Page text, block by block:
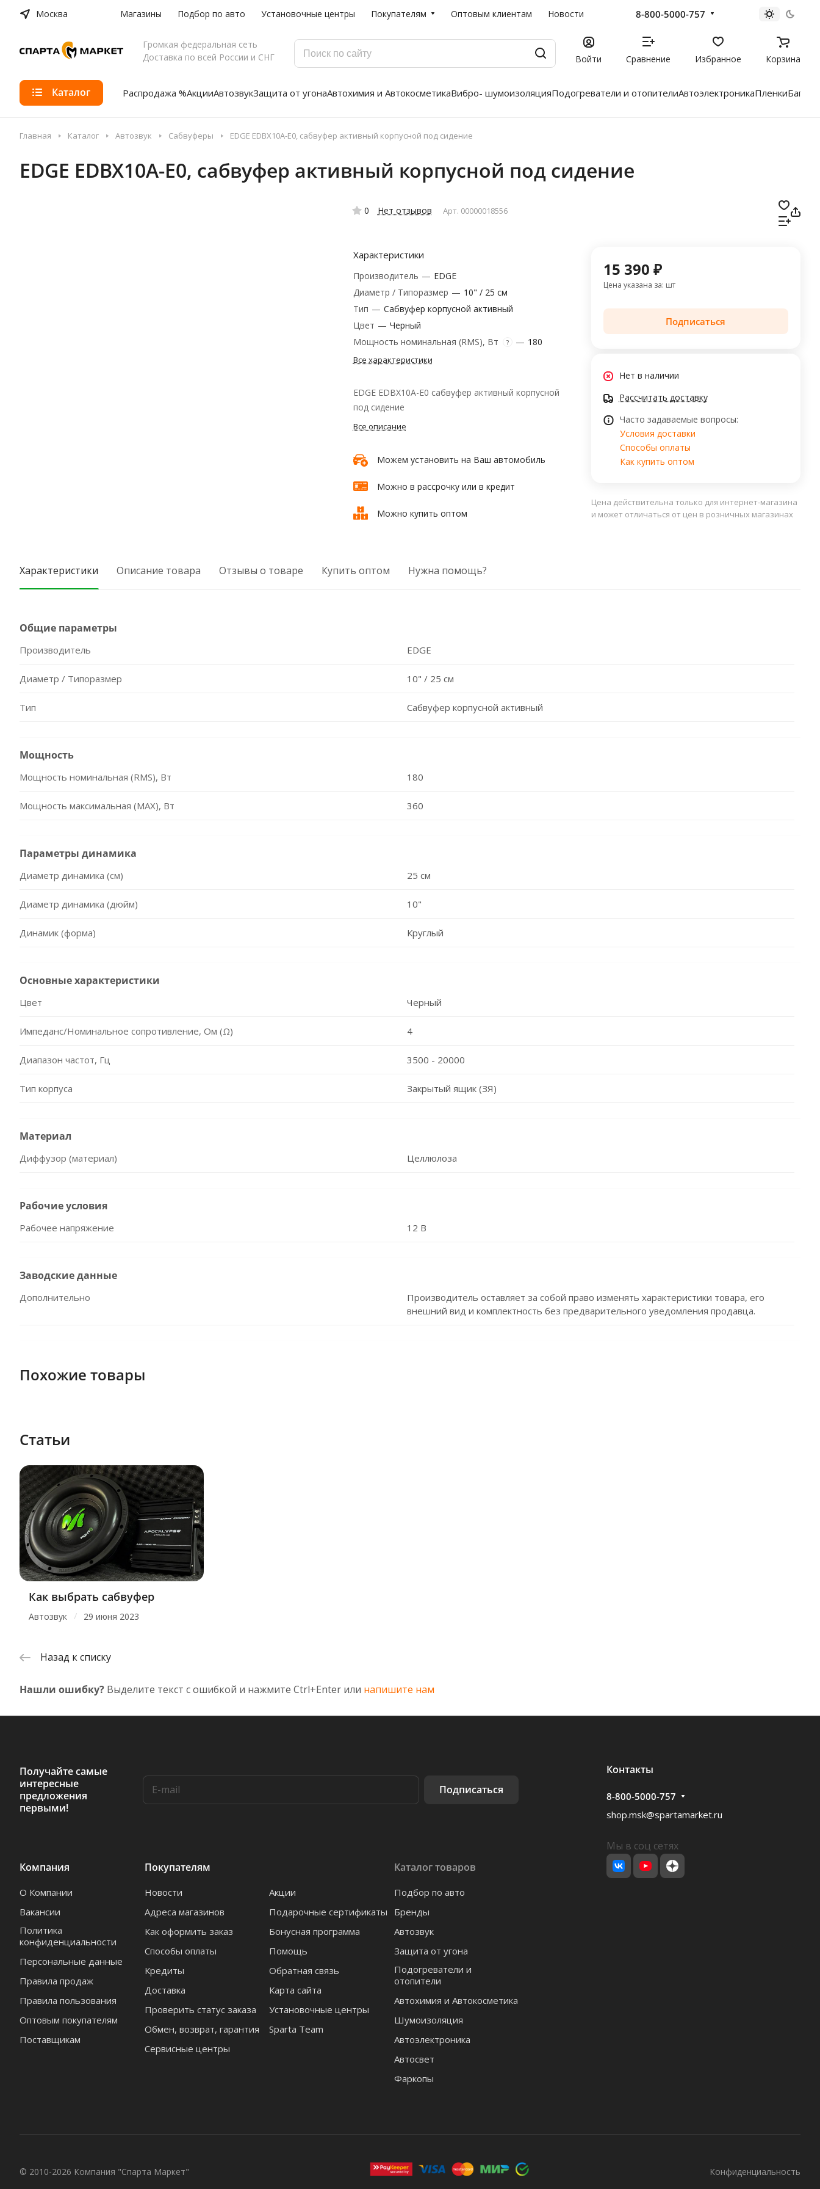
Москва Магазины Подбор по авто Установочные центры Покупателям Оптовым клиентам Новости 8-800-5000-757
Громкая федеральная сеть
Доставка по всей России и СНГ
Войти Сравнение Избранное Корзина
Каталог Распродажа %АкцииАвтозвукЗащита от угонаАвтохимия и АвтокосметикаВибро- шумоизоляцияПодогреватели и отопителиАвтоэлектроникаПленки
Главная Каталог Автозвук Сабвуферы EDGE EDBX10A-E0, сабвуфер активный корпусной под сидение
EDGE EDBX10A-E0, сабвуфер активный корпусной под сидение
0 Нет отзывов Арт. 00000018556
Характеристики
Производитель — EDGE
Диаметр / Типоразмер — 10" / 25 см
Тип — Сабвуфер корпусной активный
Цвет — Черный
Мощность номинальная (RMS), Вт
? — 180
Все характеристики
EDGE EDBX10A-E0 сабвуфер активный корпусной
под сидение
Все описание
Можем установить на Ваш автомобиль
Можно в рассрочку или в кредит
Можно купить оптом
15 390 ₽
Цена указана за: шт
Подписаться
Нет в наличии
Рассчитать доставку
Часто задаваемые вопросы:
Условия доставки
Способы оплаты
Как купить оптом
Цена действительна только для интернет-магазина
и может отличаться от цен в розничных магазинах
Характеристики Описание товара Отзывы о товаре Купить оптом Нужна помощь?
Общие параметры
Производитель EDGE
Диаметр / Типоразмер 10" / 25 см
Тип Сабвуфер корпусной активный
Мощность
Мощность номинальная (RMS), Вт 180
Мощность максимальная (MAX), Вт 360
Параметры динамика
Диаметр динамика (см) 25 см
Диаметр динамика (дюйм) 10"
Динамик (форма) Круглый
Основные характеристики
Цвет Черный
Импеданс/Номинальное сопротивление, Ом (Ω) 4
Диапазон частот, Гц 3500 - 20000
Тип корпуса Закрытый ящик (ЗЯ)
Материал
Диффузор (материал) Целлюлоза
Рабочие условия
Рабочее напряжение 12 В
Заводские данные
Дополнительно
Производитель оставляет за собой право изменять характеристики товара, его
внешний вид и комплектность без предварительного уведомления продавца.
Похожие товары
Статьи
Как выбрать сабвуфер
Автозвук / 29 июня 2023
Назад к списку
Нашли ошибку? Выделите текст с ошибкой и нажмите Ctrl+Enter или напишите нам
Получайте самые
интересные
предложения
первыми!
Подписаться
Компания
О Компании
Вакансии
Политика
конфиденциальности
Персональные данные
Правила продаж
Правила пользования
Оптовым покупателям
Поставщикам
Покупателям
Новости
Адреса магазинов
Как оформить заказ
Способы оплаты
Кредиты
Доставка
Проверить статус заказа
Обмен, возврат, гарантия
Сервисные центры
Акции
Подарочные сертификаты
Бонусная программа
Помощь
Обратная связь
Карта сайта
Установочные центры
Sparta Team
Каталог товаров
Подбор по авто
Бренды
Автозвук
Защита от угона
Подогреватели и
отопители
Автохимия и Автокосметика
Шумоизоляция
Автоэлектроника
Автосвет
Фаркопы
Контакты
8-800-5000-757
shop.msk@spartamarket.ru
Мы в соц сетях
© 2010-2026 Компания "Спарта Маркет" Конфиденциальность